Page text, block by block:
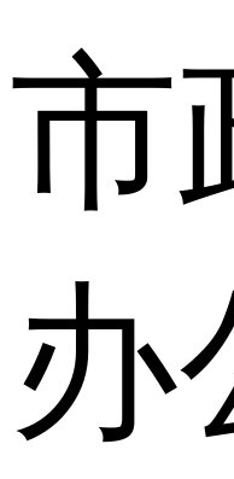
市
办